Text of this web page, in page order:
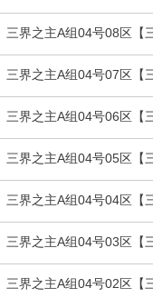
三界之主A组04号08区【
三界之主A组04号07区【
三界之主A组04号06区【
三界之主A组04号05区【
三界之主A组04号04区【
三界之主A组04号03区【
三界之主A组04号02区【